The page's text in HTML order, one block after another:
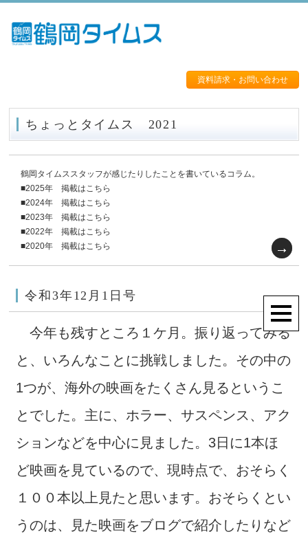
資料請求・お問い合わせ
ちょっとタイムス 2021
鶴岡タイムススタッフが感じたりしたことを書いているコラム。
■2025年 掲載はこちら
■2024年 掲載はこちら
■2023年 掲載はこちら
■2022年 掲載はこちら
■2020年 掲載はこちら
令和3年12月1日号
今年も残すところ１ケ月。振り返ってみる
と、いろんなことに挑戦しました。その中の
1つが、海外の映画をたくさん見るというこ
とでした。主に、ホラー、サスペンス、アク
ションなどを中心に見ました。3日に1本ほ
ど映画を見ているので、現時点で、おそらく
１００本以上見たと思います。おそらくとい
うのは、見た映画をブログで紹介したりなど